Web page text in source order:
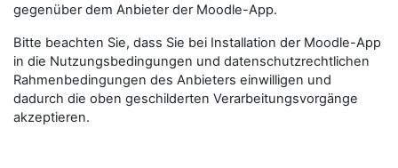
gegenüber dem Anbieter der Moodle-App.
Bitte beachten Sie, dass Sie bei Installation der Moodle-App
in die Nutzungsbedingungen und datenschutzrechtlichen
Rahmenbedingungen des Anbieters einwilligen und
dadurch die oben geschilderten Verarbeitungsvorgänge
akzeptieren.